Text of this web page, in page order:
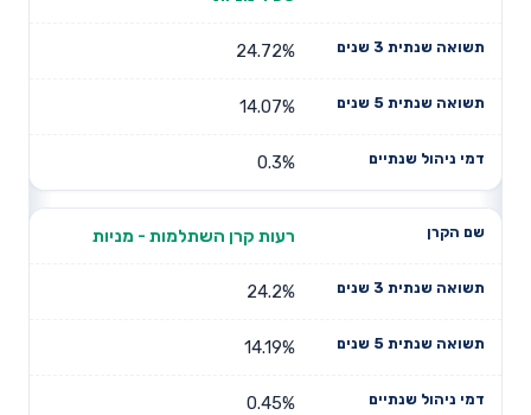
24.72%
14.07%
0.3%
רעות קרן השתלמות - מניות
24.2%
14.19%
0.45%